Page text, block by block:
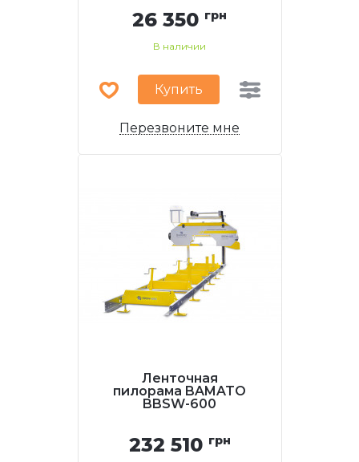
26 350 грн
В наличии
Купить
Перезвоните мне
Ленточная
пилорама BAMATO
BBSW-600
232 510 грн